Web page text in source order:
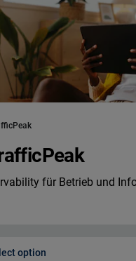
für Betrieb und
option